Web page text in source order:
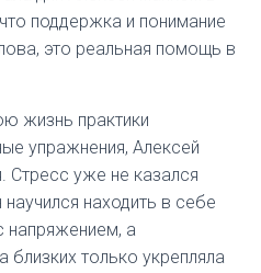
поддержка и понимание
это реальная помощь в
жизнь практики
упражнения, Алексей
Стресс уже не казался
находить в себе
напряжением, а
только укрепляла